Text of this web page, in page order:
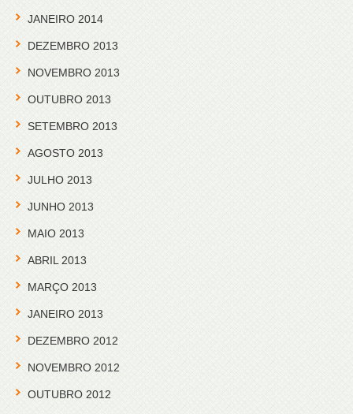
JANEIRO 2014
DEZEMBRO 2013
NOVEMBRO 2013
OUTUBRO 2013
SETEMBRO 2013
AGOSTO 2013
JULHO 2013
JUNHO 2013
MAIO 2013
ABRIL 2013
MARÇO 2013
JANEIRO 2013
DEZEMBRO 2012
NOVEMBRO 2012
OUTUBRO 2012